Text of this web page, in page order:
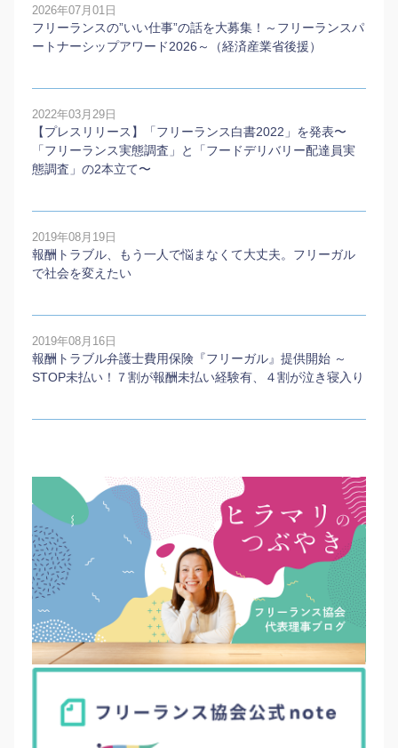
2026年07月01日
フリーランスの”いい仕事”の話を大募集！～フリーランスパ
ートナーシップアワード2026～（経済産業省後援）
2022年03月29日
【プレスリリース】「フリーランス白書2022」を発表〜
「フリーランス実態調査」と「フードデリバリー配達員実
態調査」の2本⽴て〜
2019年08月19日
報酬トラブル、もう一人で悩まなくて大丈夫。フリーガル
で社会を変えたい
2019年08月16日
報酬トラブル弁護士費用保険『フリーガル』提供開始 ～
STOP未払い！７割が報酬未払い経験有、４割が泣き寝入り